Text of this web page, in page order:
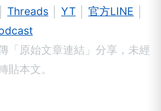
Threads YT 官方LINE
「原始文章連結」分享，未經
貼本文。